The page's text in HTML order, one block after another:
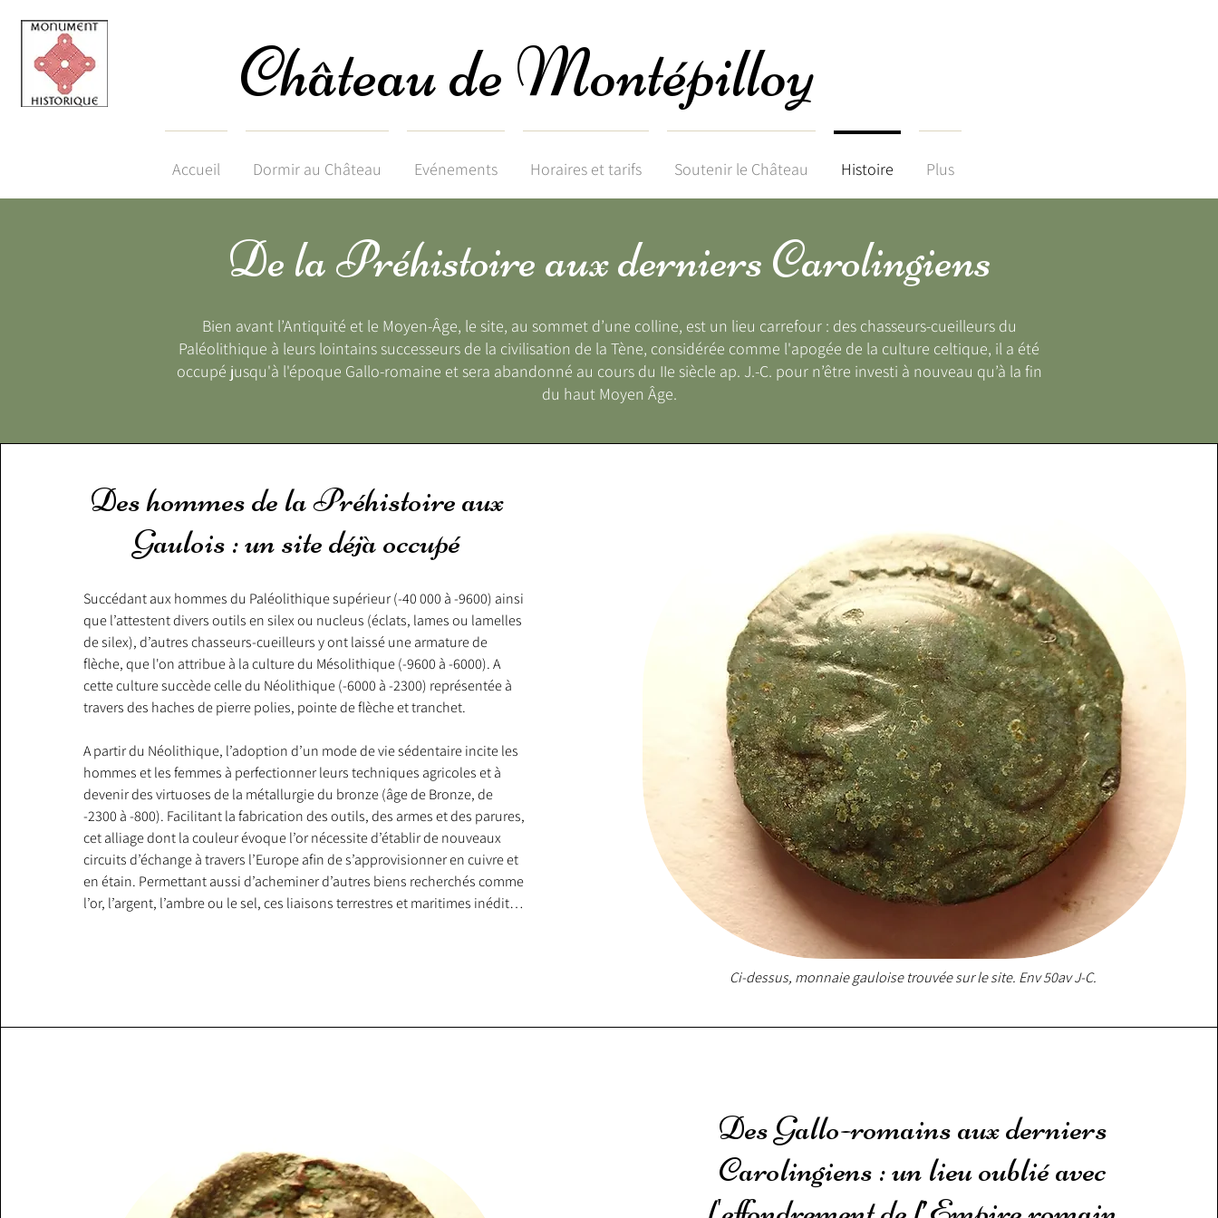
Château de Montépilloy
Accueil Dormir au Château Evénements Horaires et tarifs Soutenir le Château Histoire Plus
De la Préhistoire aux derniers Carolingiens
Bien avant l’Antiquité et le Moyen-Âge, le site, au sommet d’une colline, est un lieu carrefour : des chasseurs-cueilleurs du
Paléolithique à leurs lointains successeurs de la civilisation de la Tène, considérée comme l'apogée de la culture celtique, il a été
occupé jusqu'à l'époque Gallo-romaine et sera abandonné au cours du IIe siècle ap. J.-C. pour n’être investi à nouveau qu’à la fin
du haut Moyen Âge.
Des hommes de la Préhistoire aux
Gaulois : un site déjà occupé
Succédant aux hommes du Paléolithique supérieur (-40 000 à -9600) ainsi
que l’attestent divers outils en silex ou nucleus (éclats, lames ou lamelles
de silex), d’autres chasseurs-cueilleurs y ont laissé une armature de
flèche, que l'on attribue à la culture du Mésolithique (-9600 à -6000). A
cette culture succède celle du Néolithique (-6000 à -2300) représentée à
travers des haches de pierre polies, pointe de flèche et tranchet.
A partir du Néolithique, l’adoption d’un mode de vie sédentaire incite les
hommes et les femmes à perfectionner leurs techniques agricoles et à
devenir des virtuoses de la métallurgie du bronze (âge de Bronze, de
-2300 à -800). Facilitant la fabrication des outils, des armes et des parures,
cet alliage dont la couleur évoque l’or nécessite d’établir de nouveaux
circuits d’échange à travers l’Europe afin de s’approvisionner en cuivre et
en étain. Permettant aussi d’acheminer d’autres biens recherchés comme
l’or, l’argent, l’ambre ou le sel, ces liaisons terrestres et maritimes inédites
l’organisation sociale se structure fortement, avec une élite dirigeante qui
nombreux fragments d’amphores provenant d’Etrurie (Ier siècle av. J.-C).
Le site est également riche d’un ensemble de tombes de la culture «
laténienne » caractéristiques de cette période. Divers mobiliers peuvent y
Ci-dessus, monnaie gauloise trouvée sur le site. Env 50av J-C.
Des Gallo-romains aux derniers
Carolingiens : un lieu oublié avec